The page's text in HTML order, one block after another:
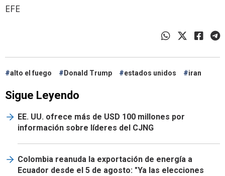
EFE
alto el fuego Donald Trump estados unidos iran
Sigue Leyendo
EE. UU. ofrece más de USD 100 millones por
información sobre líderes del CJNG
Colombia reanuda la exportación de energía a
Ecuador desde el 5 de agosto: "Ya las elecciones